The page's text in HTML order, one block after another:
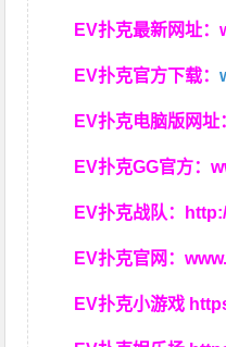
EV扑克最新网址：
EV扑克官方下载：
EV扑克电脑版网址
EV扑克GG官方：
EV扑克战队：
EV扑克官网：
EV扑克小游戏